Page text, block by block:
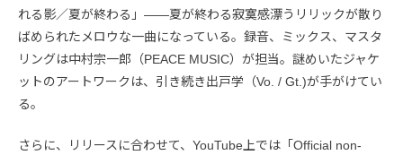
れる影／夏が終わる」――夏が終わる寂寞感漂うリリックが散り
ばめられたメロウな一曲になっている。録音、ミックス、マスタ
リングは中村宗一郎（PEACE MUSIC）が担当。謎めいたジャケ
ットのアートワークは、引き続き出戸学（Vo. / Gt.)が手がけてい
る。
さらに、リリースに合わせて、YouTube上では「Official non-